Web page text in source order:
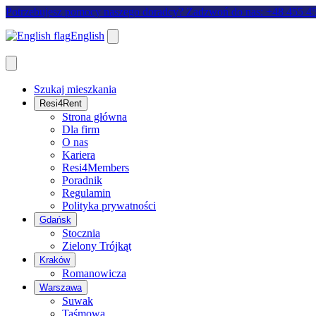
Potrzebujesz pomocy naszego doradcy? Zadzwoń do nas: +48 455
English
Szukaj mieszkania
Resi4Rent
Strona główna
Dla firm
O nas
Kariera
Resi4Members
Poradnik
Regulamin
Polityka prywatności
Gdańsk
Stocznia
Zielony Trójkąt
Kraków
Romanowicza
Warszawa
Suwak
Taśmowa